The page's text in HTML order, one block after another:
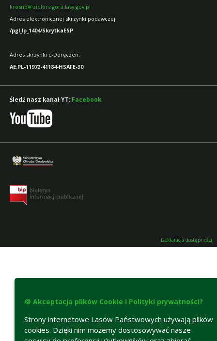
krosno@zielonagora.lasy.gov.pl
Adres elektronicznej skrzynki podawczej:
/pgl_lp_1404/SkrytkaESP
Adres skrzynki e-Doręczeń:
AE:PL-11972-41184-HSAFE-30
Śledź nasz kanał YT: Facebook
Deklaracja dostępności
🍪 Akceptacja plików Cookie i Polityki prywatności?
Strony internetowe Lasów Państwowych używają plików
cookies. Dzięki nim możemy dostosowywać nasze